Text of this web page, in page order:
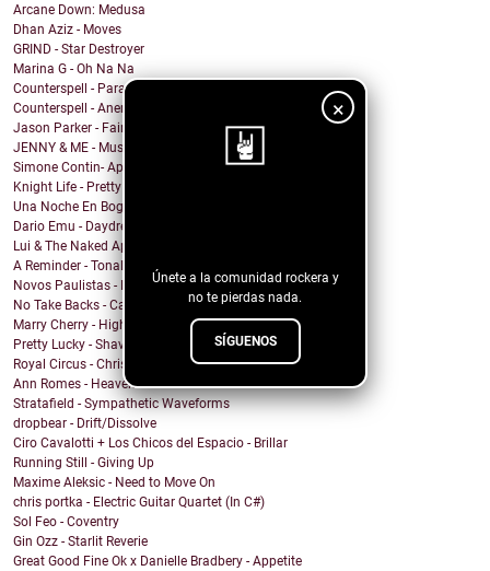
×
Únete a la comunidad rockera y
no te pierdas nada.
SÍGUENOS
Arcane Down: Medusa
Dhan Aziz - Moves
GRIND - Star Destroyer
Marina G - Oh Na Na
Counterspell - Parallel on the End of the World
Counterspell - Anemone
Jason Parker - Fairy Bread
JENNY & ME - Music
Simone Contin- Apnea
Knight Life - Pretty Mother Fucker
Una Noche En Bogota - Despedida
Dario Emu - Daydream
Lui & The Naked Aphids - Lindsey Sue (Will You Mar...
A Reminder - Tonal Wakeup
Novos Paulistas - Num Piscar de Olhos
No Take Backs - Caught Up
Marry Cherry - High All Night
Pretty Lucky - Shave Or Sheep
Royal Circus - Christmas in blue
Ann Romes - Heaven
Stratafield - Sympathetic Waveforms
dropbear - Drift/Dissolve
Ciro Cavalotti + Los Chicos del Espacio - Brillar
Running Still - Giving Up
Maxime Aleksic - Need to Move On
chris portka - Electric Guitar Quartet (In C#)
Sol Feo - Coventry
Gin Ozz - Starlit Reverie
Great Good Fine Ok x Danielle Bradbery - Appetite